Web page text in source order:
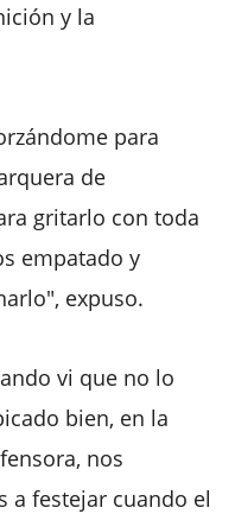
y la
para
de
gritarlo con toda
empatado y
expuso.
vi que no lo
bien, en la
nos
a festejar cuando el